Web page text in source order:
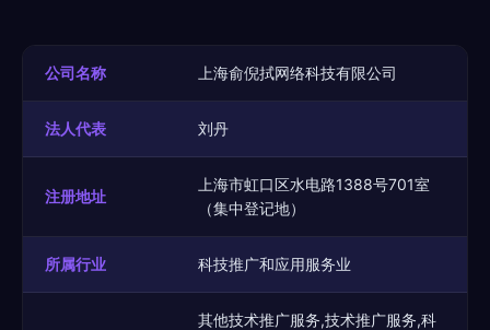
公司名称 上海俞倪拭网络科技有限公司
法人代表 刘丹
注册地址
上海市虹口区水电路1388号701室
（集中登记地）
所属行业 科技推广和应用服务业
其他技术推广服务,技术推广服务,科